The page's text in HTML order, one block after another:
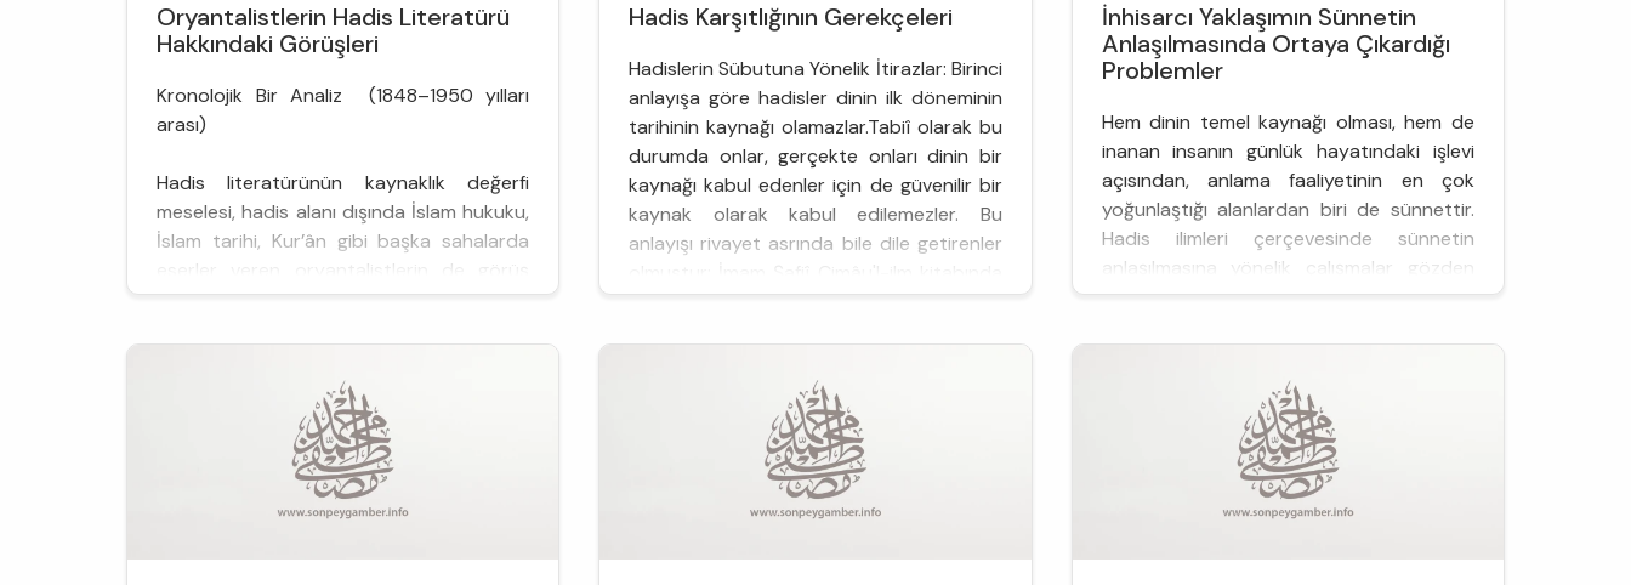
Oryantalistlerin Hadis Literatürü
Hakkındaki Görüşleri
Kronolojik Bir Analiz (1848–1950 yılları
arası)
Hadis literatürünün kaynaklık değerfi
meselesi, hadis alanı dışında İslam hukuku,
İslam tarihi, Kur’ân gibi başka sahalarda
eserler veren oryantalistlerin de görüş
belirttiği geniş bir mevzudur. Bu nedenle
arasında yapılacak bir sınırlandırma, hem
kronolojik analize i...
Hadis Karşıtlığının Gerekçeleri
Hadislerin Sübutuna Yönelik İtirazlar: Birinci
anlayışa göre hadisler dinin ilk döneminin
tarihinin kaynağı olamazlar.Tabiî olarak bu
durumda onlar, gerçekte onları dinin bir
kaynağı kabul edenler için de güvenilir bir
kaynak olarak kabul edilemezler. Bu
anlayışı rivayet asrında bile dile getirenler
olmuştur: İmam Şafiî Cimâu'l-ilm kitabında
bütün haberleri ve haber-i has...
İnhisarcı Yaklaşımın Sünnetin
Anlaşılmasında Ortaya Çıkardığı
Problemler
Hem dinin temel kaynağı olması, hem de
inanan insanın günlük hayatındaki işlevi
açısından, anlama faaliyetinin en çok
yoğunlaştığı alanlardan biri de sünnettir.
Hadis ilimleri çerçevesinde sünnetin
anlaşılmasına yönelik çalışmalar gözden
geçirildiğinde dil ve muhteva açısından
anlaşılmasını konu alan çalışmaların önemli